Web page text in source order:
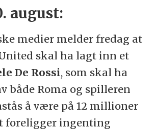
august:
medier melder fredag at
skal ha lagt inn et
De Rossi, som skal ha
både Roma og spilleren
å være på 12 millioner
foreligger ingenting